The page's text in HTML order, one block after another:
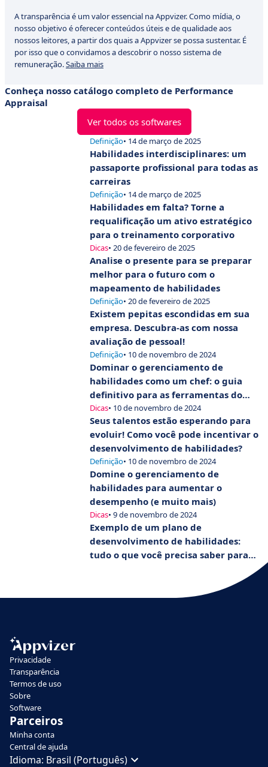
A transparência é um valor essencial na Appvizer. Como mídia, o
nosso objetivo é oferecer conteúdos úteis e de qualidade aos
nossos leitores, a partir dos quais a Appvizer se possa sustentar. É
por isso que o convidamos a descobrir o nosso sistema de
remuneração.Saiba mais
Conheça nosso catálogo completo de Performance
Appraisal
Ver todos os softwares
Definição• 14 de março de 2025
Habilidades interdisciplinares: um
passaporte profissional para todas as
carreiras
Definição• 14 de março de 2025
Habilidades em falta? Torne a
requalificação um ativo estratégico
para o treinamento corporativo
Dicas• 20 de fevereiro de 2025
Analise o presente para se preparar
melhor para o futuro com o
mapeamento de habilidades
Definição• 20 de fevereiro de 2025
Existem pepitas escondidas em sua
empresa. Descubra-as com nossa
avaliação de pessoal!
Definição• 10 de novembro de 2024
Dominar o gerenciamento de
habilidades como um chef: o guia
definitivo para as ferramentas do
GPEC
Dicas• 10 de novembro de 2024
Seus talentos estão esperando para
evoluir! Como você pode incentivar o
desenvolvimento de habilidades?
Definição• 10 de novembro de 2024
Domine o gerenciamento de
habilidades para aumentar o
desempenho (e muito mais)
Dicas• 9 de novembro de 2024
Exemplo de um plano de
desenvolvimento de habilidades:
tudo o que você precisa saber para
Privacidade
Transparência
Termos de uso
Sobre
Software
Parceiros
Minha conta
Central de ajuda
Idioma: Brasil (Português)